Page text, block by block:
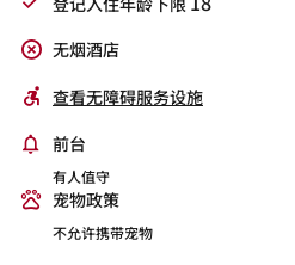
无烟酒店
查看无障碍服务设施
前台
有人值守
宠物政策
不允许携带宠物